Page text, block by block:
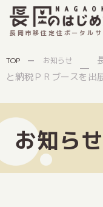
長岡市移住定住ポータルサ
TOP お知らせ
と納税ＰＲブースを出
お知らせ